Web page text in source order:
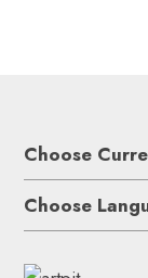
Choose
Choose